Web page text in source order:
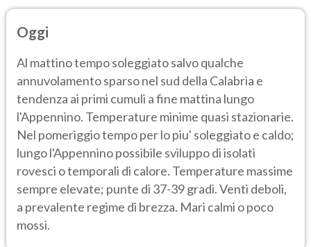
Oggi
Al mattino tempo soleggiato salvo qualche
annuvolamento sparso nel sud della Calabria e
tendenza ai primi cumuli a fine mattina lungo
l'Appennino. Temperature minime quasi stazionarie.
Nel pomeriggio tempo per lo piu' soleggiato e caldo;
lungo l'Appennino possibile sviluppo di isolati
rovesci o temporali di calore. Temperature massime
sempre elevate; punte di 37-39 gradi. Venti deboli,
a prevalente regime di brezza. Mari calmi o poco
mossi.